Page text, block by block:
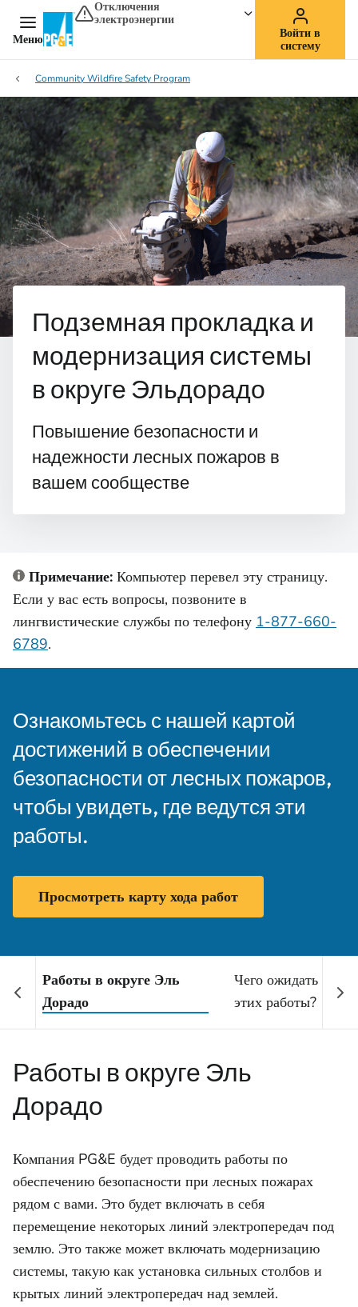
Меню
Отключения
электроэнергии
Войти в
систему
Community Wildfire Safety Program
Подземная прокладка и
модернизация системы
в округе Эльдорадо
Повышение безопасности и
надежности лесных пожаров в
вашем сообществе
Примечание: Компьютер перевел эту страницу.
Если у вас есть вопросы, позвоните в
лингвистические службы по телефону 1-877-660-
6789.
Ознакомьтесь с нашей картой
достижений в обеспечении
безопасности от лесных пожаров,
чтобы увидеть, где ведутся эти
работы.
Просмотреть карту хода работ
Работы в округе Эль
Дорадо
Чего ожидать во
этих работы?
Работы в округе Эль
Дорадо
Компания PG&E будет проводить работы по
обеспечению безопасности при лесных пожарах
рядом с вами. Это будет включать в себя
перемещение некоторых линий электропередач под
землю. Это также может включать модернизацию
системы, такую ​​как установка сильных столбов и
крытых линий электропередач над землей.